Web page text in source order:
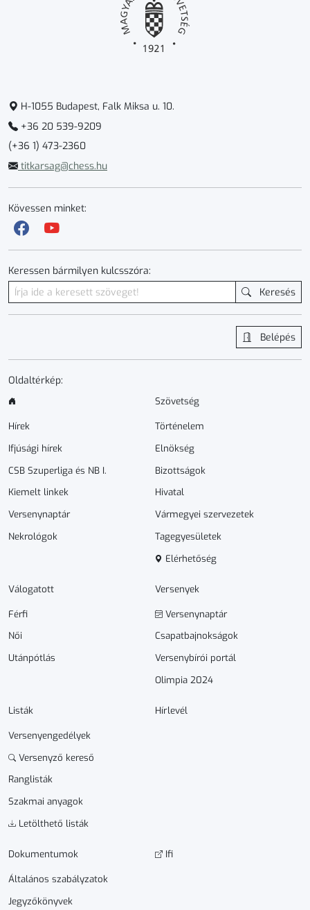
H-1055 Budapest, Falk Miksa u. 10.
+36 20 539-9209
(+36 1) 473-2360
titkarsag@chess.hu
Kövessen minket:
Keressen bármilyen kulcsszóra:
Keresés
Belépés
Oldaltérkép:
Hírek
Ifjúsági hírek
CSB Szuperliga és NB I.
Kiemelt linkek
Versenynaptár
Nekrológok
Szövetség
Történelem
Elnökség
Bizottságok
Hivatal
Vármegyei szervezetek
Tagegyesületek
Elérhetőség
Válogatott
Férfi
Női
Utánpótlás
Versenyek
Versenynaptár
Csapatbajnokságok
Versenybírói portál
Olimpia 2024
Listák
Versenyengedélyek
Versenyző kereső
Ranglisták
Szakmai anyagok
Letölthető listák
Hírlevél
Dokumen­­tumok
Általános szabályzatok
Jegyzőkönyvek
Ifi